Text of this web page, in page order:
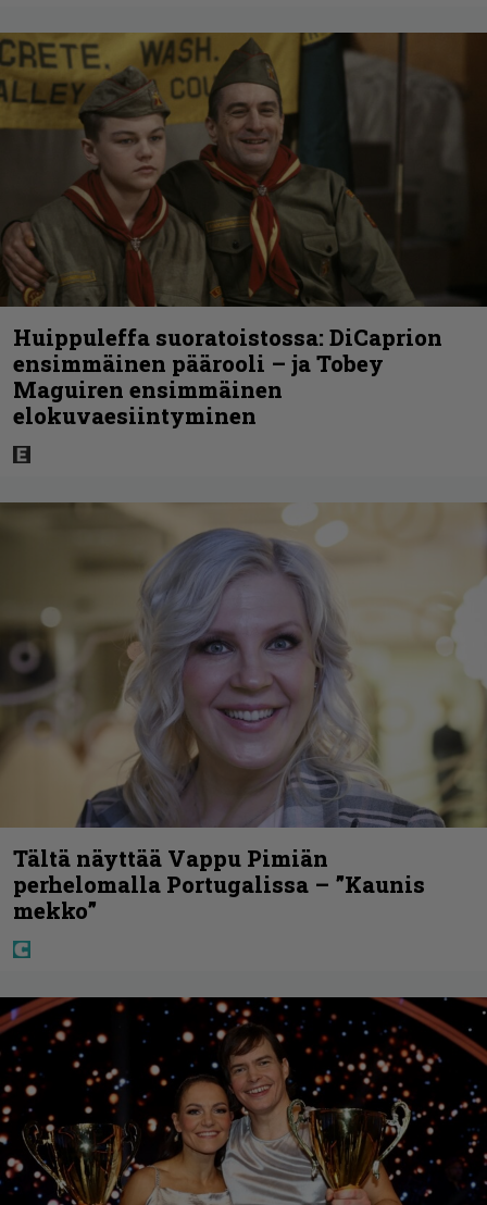
Huippuleffa suoratoistossa: DiCaprion
ensimmäinen päärooli – ja Tobey
Maguiren ensimmäinen
elokuvaesiintyminen
Tältä näyttää Vappu Pimiän
perhelomalla Portugalissa – ”Kaunis
mekko”